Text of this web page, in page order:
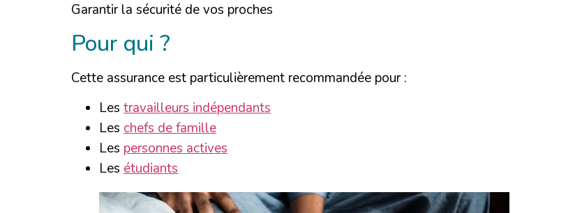
Garantir la sécurité de vos proches
Pour qui ?
Cette assurance est particulièrement recommandée pour :
Les travailleurs indépendants
Les chefs de famille
Les personnes actives
Les étudiants